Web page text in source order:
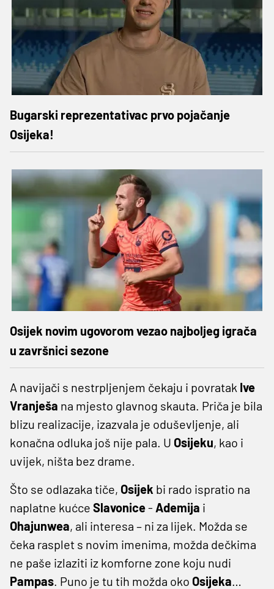
Bugarski reprezentativac prvo pojačanje
Osijeka!
Osijek novim ugovorom vezao najboljeg igrača
u završnici sezone
A navijači s nestrpljenjem čekaju i povratak Ive
Vranješa na mjesto glavnog skauta. Priča je bila
blizu realizacije, izazvala je oduševljenje, ali
konačna odluka još nije pala. U Osijeku, kao i
uvijek, ništa bez drame.
Što se odlazaka tiče, Osijek bi rado ispratio na
naplatne kućce Slavonice- Ademija i
Ohajunwea, ali interesa – ni za lijek. Možda se
čeka rasplet s novim imenima, možda dečkima
ne paše izlaziti iz komforne zone koju nudi
Pampas. Puno je tu tih možda oko Osijeka…